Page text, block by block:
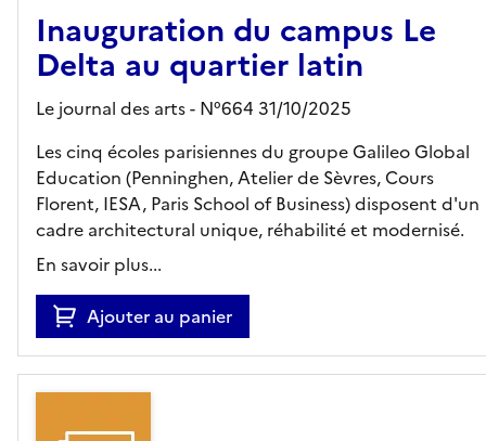
Inauguration du campus Le
Delta au quartier latin
Le journal des arts - N°664 31/10/2025
Les cinq écoles parisiennes du groupe Galileo Global
Education (Penninghen, Atelier de Sèvres, Cours
Florent, IESA, Paris School of Business) disposent d'un
cadre architectural unique, réhabilité et modernisé.
En savoir plus...
Ajouter au panier